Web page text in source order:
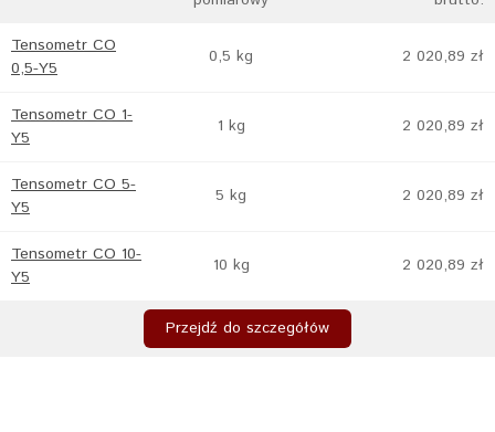
Tensometr CO
0,5-Y5
0,5 kg 2 020,89 zł
Tensometr CO 1-
Y5
1 kg 2 020,89 zł
Tensometr CO 5-
Y5
5 kg 2 020,89 zł
Tensometr CO 10-
Y5
10 kg 2 020,89 zł
Przejdź do szczegółów